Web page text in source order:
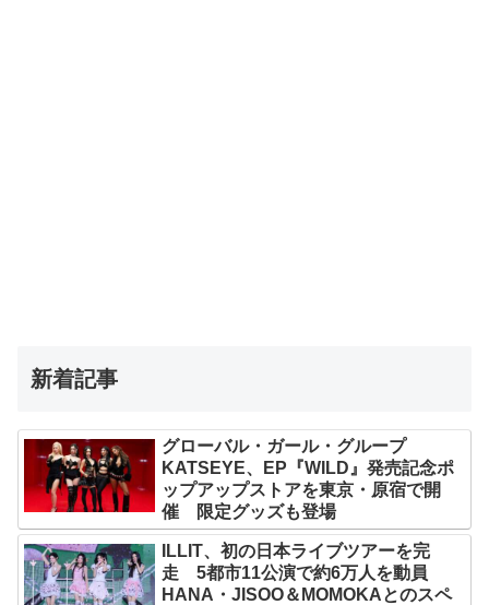
新着記事
グローバル・ガール・グループ
KATSEYE、EP『WILD』発売記念ポ
ップアップストアを東京・原宿で開
催 限定グッズも登場
ILLIT、初の日本ライブツアーを完
走 5都市11公演で約6万人を動員
HANA・JISOO＆MOMOKAとのスペ